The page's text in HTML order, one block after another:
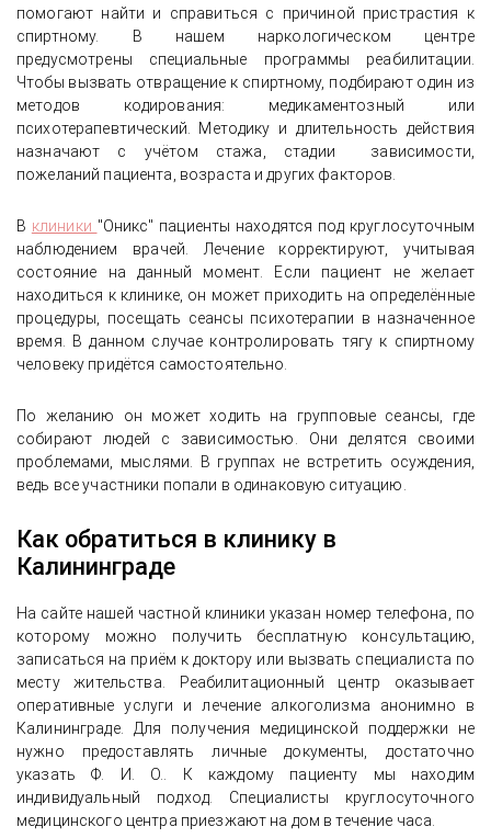
помогают найти и справиться с причиной пристрастия к
спиртному. В нашем наркологическом центре
предусмотрены специальные программы реабилитации.
Чтобы вызвать отвращение к спиртному, подбирают один из
методов кодирования: медикаментозный или
психотерапевтический. Методику и длительность действия
назначают с учётом стажа, стадии зависимости,
пожеланий пациента, возраста и других факторов.
В клиники "Оникс" пациенты находятся под круглосуточным
наблюдением врачей. Лечение корректируют, учитывая
состояние на данный момент. Если пациент не желает
находиться к клинике, он может приходить на определённые
процедуры, посещать сеансы психотерапии в назначенное
время. В данном случае контролировать тягу к спиртному
человеку придётся самостоятельно.
По желанию он может ходить на групповые сеансы, где
собирают людей с зависимостью. Они делятся своими
проблемами, мыслями. В группах не встретить осуждения,
ведь все участники попали в одинаковую ситуацию.
Как обратиться в клинику в
Калининграде
На сайте нашей частной клиники указан номер телефона, по
которому можно получить бесплатную консультацию,
записаться на приём к доктору или вызвать специалиста по
месту жительства. Реабилитационный центр оказывает
оперативные услуги и лечение алкоголизма анонимно в
Калининграде. Для получения медицинской поддержки не
нужно предоставлять личные документы, достаточно
указать Ф. И. О.. К каждому пациенту мы находим
индивидуальный подход. Специалисты круглосуточного
медицинского центра приезжают на дом в течение часа.